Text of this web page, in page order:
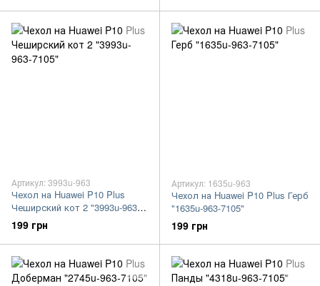
Артикул: 3993u-963
Чехол на Huawei P10 Plus
Чеширский кот 2 "3993u-963-
7105"
199 грн
Артикул: 1635u-963
Чехол на Huawei P10 Plus Герб
"1635u-963-7105"
199 грн